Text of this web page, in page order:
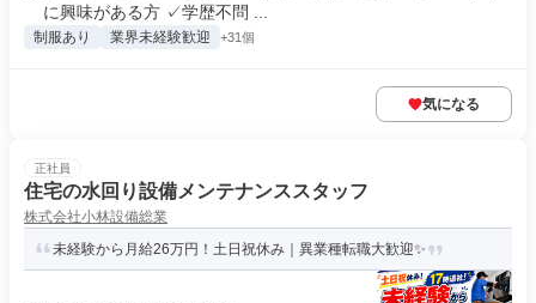
に興味がある方 ✓学歴不問 ...
制服あり 業界未経験歓迎 +31個
気になる
正社員
住宅の水回り設備メンテナンススタッフ
株式会社小林設備総業
未経験から月給26万円！土日祝休み｜異業種転職大歓迎✨